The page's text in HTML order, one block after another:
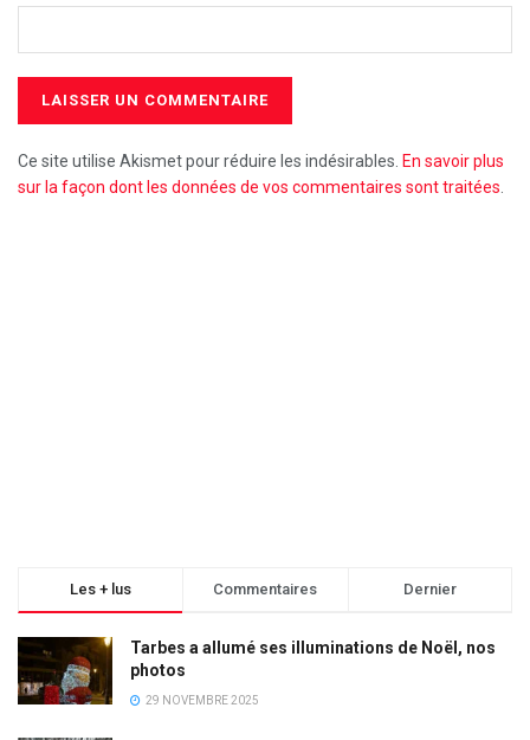
Ce site utilise Akismet pour réduire les indésirables. En savoir plus
sur la façon dont les données de vos commentaires sont traitées
Les + lus Commentaires Dernier
Tarbes a allumé ses illuminations de Noël, nos
photos
29 NOVEMBRE 2025